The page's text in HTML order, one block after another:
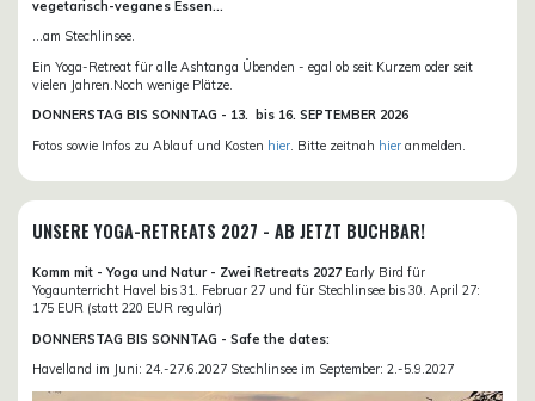
vegetarisch-veganes Essen...
...am Stechlinsee.
Ein Yoga-Retreat für alle Ashtanga Übenden - egal ob seit Kurzem oder seit
vielen Jahren.Noch wenige Plätze.
DONNERSTAG BIS SONNTAG - 13. bis 16. SEPTEMBER 2026
Fotos sowie Infos zu Ablauf und Kosten hier . Bitte zeitnah hier anmelden.
UNSERE YOGA-RETREATS 2027 - AB JETZT BUCHBAR!
Komm mit - Yoga und Natur - Zwei Retreats 2027 Early Bird für
Yogaunterricht Havel bis 31. Februar 27 und für Stechlinsee bis 30. April 27:
175 EUR (statt 220 EUR regulär)
DONNERSTAG BIS SONNTAG - Safe the dates:
Havelland im Juni: 24.-27.6.2027 Stechlinsee im September: 2.-5.9.2027